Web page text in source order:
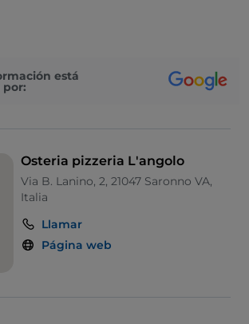
está
Osteria pizzeria L'angolo
Via B. Lanino, 2, 21047 Saronno VA,
Italia
Llamar
Página web